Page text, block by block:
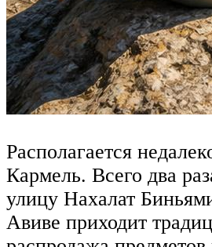
Располагается
Кармель. Всего два
улицу Нахалат
Авиве приходит